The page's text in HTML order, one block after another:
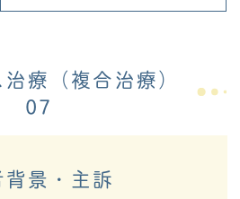
療（複合治療）
07
背景・主訴